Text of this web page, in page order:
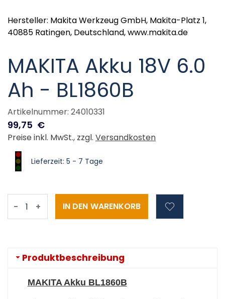
Hersteller: Makita Werkzeug GmbH, Makita-Platz 1,
40885 Ratingen, Deutschland, www.makita.de
MAKITA Akku 18V 6.0
Ah - BL1860B
Artikelnummer: 24010331
99,75 €
Preise inkl. MwSt., zzgl. Versandkosten
Lieferzeit: 5 - 7 Tage
- +
Produktbeschreibung
MAKITA Akku BL1860B